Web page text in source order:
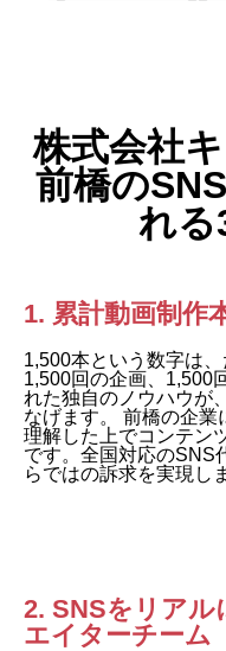
株式会社
前橋の
れる
1. 累計動画制作
1,500本という数字は
1,500回の企画、1,500
れた独自のノウハウが
なげます。 前橋の企業
理解した上でコンテン
です。全国対応のSNS
らではの訴求を実現し
2. SNSをリアル
エイターチーム